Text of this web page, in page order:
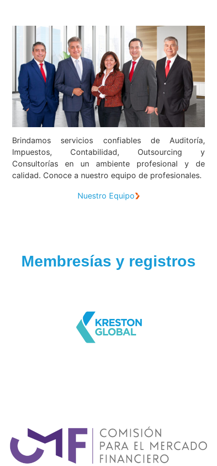
Brindamos servicios confiables de Auditoría,
Impuestos, Contabilidad, Outsourcing y
Consultorías en un ambiente profesional y de
calidad. Conoce a nuestro equipo de profesionales.
Nuestro Equipo
Membresías y registros